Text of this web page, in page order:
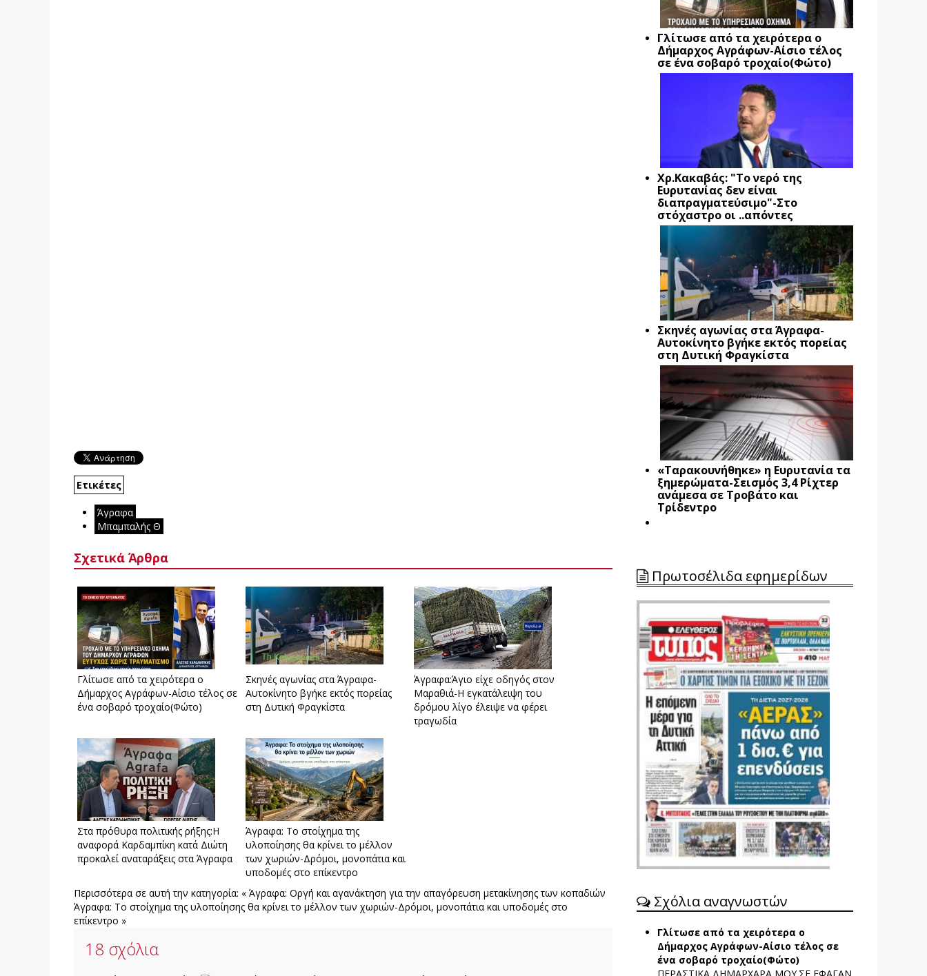
Ετικέτες
Άγραφα
Μπαμπαλής Θ
Σχετικά Άρθρα
Γλίτωσε από τα χειρότερα ο
Δήμαρχος Αγράφων-Αίσιο τέλος σε
ένα σοβαρό τροχαίο(Φώτο)
Σκηνές αγωνίας στα Άγραφα-
Αυτοκίνητο βγήκε εκτός πορείας
στη Δυτική Φραγκίστα
Άγραφα:Άγιο είχε οδηγός στον
Μαραθιά-Η εγκατάλειψη του
δρόμου λίγο έλειψε να φέρει
τραγωδία
Στα πρόθυρα πολιτικής ρήξης:Η
αναφορά Καρδαμπίκη κατά Διώτη
προκαλεί αναταράξεις στα Άγραφα
Άγραφα: Το στοίχημα της
υλοποίησης θα κρίνει το μέλλον
των χωριών-Δρόμοι, μονοπάτια και
υποδομές στο επίκεντρο
Περισσότερα σε αυτή την κατηγορία: « Άγραφα: Οργή και αγανάκτηση για την απαγόρευση μετακίνησης των κοπαδιών
Άγραφα: Το στοίχημα της υλοποίησης θα κρίνει το μέλλον των χωριών-Δρόμοι, μονοπάτια και υποδομές στο
επίκεντρο »
18 σχόλια
Γλίτωσε από τα χειρότερα ο
Δήμαρχος Αγράφων-Αίσιο τέλος
σε ένα σοβαρό τροχαίο(Φώτο)
Xρ.Κακαβάς: "Το νερό της
Ευρυτανίας δεν είναι
διαπραγματεύσιμο"-Στο
στόχαστρο οι ..απόντες
Σκηνές αγωνίας στα Άγραφα-
Αυτοκίνητο βγήκε εκτός πορείας
στη Δυτική Φραγκίστα
«Ταρακουνήθηκε» η Ευρυτανία τα
ξημερώματα-Σεισμός 3,4 Ρίχτερ
ανάμεσα σε Τροβάτο και
Τρίδεντρο
Πρωτοσέλιδα εφημερίδων
Σχόλια αναγνωστών
Γλίτωσε από τα χειρότερα ο
Δήμαρχος Αγράφων-Αίσιο τέλος σε
ένα σοβαρό τροχαίο(Φώτο)